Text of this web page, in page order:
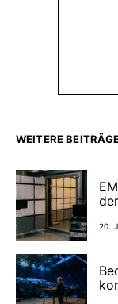
WEITERE
20.